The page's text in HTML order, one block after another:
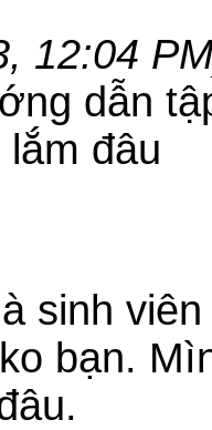
12:04
dẫn
lắm đâu
sinh
bạn.